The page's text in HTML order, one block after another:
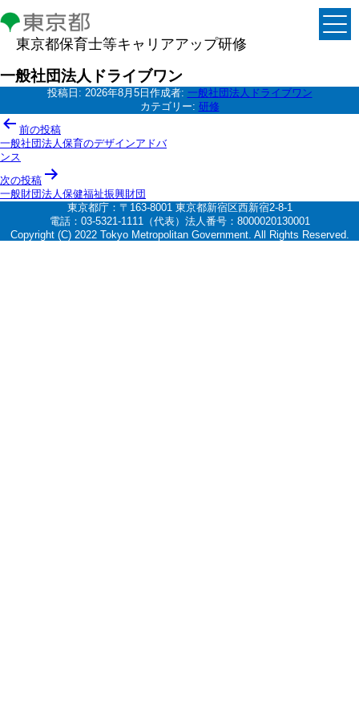
東京都保育士等キャリアアップ研修
一般社団法人ドライブワン
投稿日: 2026年8月5日 作成者: 一般社団法人ドライブワン
カテゴリー: 研修
投
稿
ナ
ビ
ゲ
ー
前の投稿
一般社団法人保育のデザインアドバ
ンス
次の投稿
一般財団法人保健福祉振興財団
東京都庁：〒163-8001 東京都新宿区西新宿2-8-1
電話：03-5321-1111（代表）法人番号：8000020130001
Copyright (C) 2022 Tokyo Metropolitan Government. All Rights Reserved.